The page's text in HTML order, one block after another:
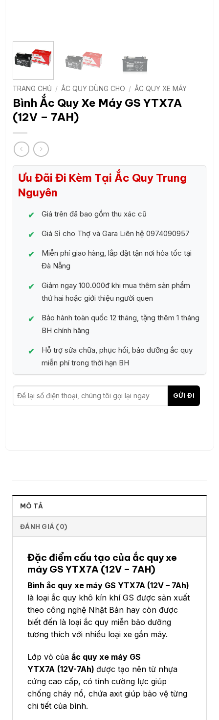
TRANG CHỦ / ẮC QUY DÙNG CHO / ẮC QUY XE MÁY
Bình Ắc Quy Xe Máy GS YTX7A
(12V – 7AH)
Ưu Đãi Đi Kèm Tại Ắc Quy Trung
Nguyên
Giá trên đã bao gồm thu xác cũ
Giá Sỉ cho Thợ và Gara Liên hệ 0974090957
Miễn phí giao hàng, lắp đặt tận nơi hỏa tốc tại
Đà Nẵng
Giảm ngay 100.000đ khi mua thêm sản phẩm
thứ hai hoặc giới thiệu người quen
Bảo hành toàn quốc 12 tháng, tặng thêm 1 tháng
BH chính hãng
Hỗ trợ sửa chữa, phục hồi, bảo dưỡng ắc quy
miễn phí trong thời hạn BH
MÔ TẢ
ĐÁNH GIÁ (0)
Đặc điểm cấu tạo của ắc quy xe
máy GS YTX7A (12V – 7AH)
Bình ắc quy xe máy GS YTX7A (12V – 7Ah)
là loại ắc quy khô kín khí GS được sản xuất
theo công nghệ Nhật Bản hay còn được
biết đến là loại ắc quy miễn bảo dưỡng
tương thích với nhiều loại xe gắn máy.
Lớp vỏ của ắc quy xe máy GS
YTX7A (12V-7Ah) được tạo nên từ nhựa
cứng cao cấp, có tính cường lực giúp
chống cháy nổ, chứa axit giúp bảo vệ từng
chi tiết của bình.